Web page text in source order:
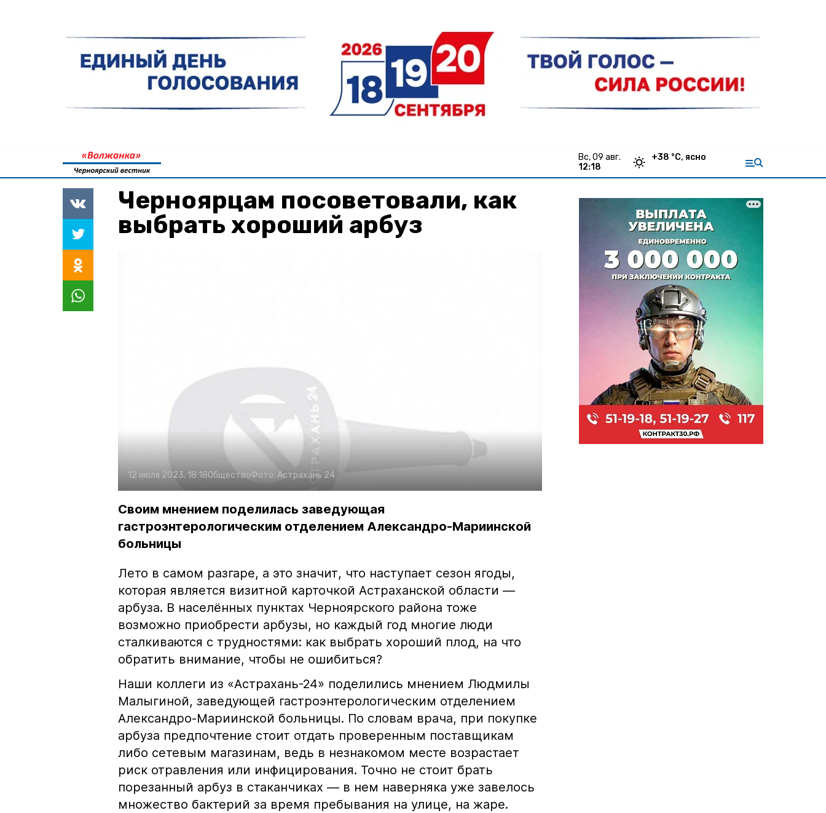
вс, 09 авг.
12:18
+38 °С, ясно
Черноярцам посоветовали, как
выбрать хороший арбуз
12 июля 2023, 18:18ОбществоФото: Астрахань 24
Своим мнением поделилась заведующая
гастроэнтерологическим отделением Александро-Мариинской
больницы
Лето в самом разгаре, а это значит, что наступает сезон ягоды,
которая является визитной карточкой Астраханской области —
арбуза. В населённых пунктах Черноярского района тоже
возможно приобрести арбузы, но каждый год многие люди
сталкиваются с трудностями: как выбрать хороший плод, на что
обратить внимание, чтобы не ошибиться?
Наши коллеги из «Астрахань-24» поделились мнением Людмилы
Малыгиной, заведующей гастроэнтерологическим отделением
Александро-Мариинской больницы. По словам врача, при покупке
арбуза предпочтение стоит отдать проверенным поставщикам
либо сетевым магазинам, ведь в незнакомом месте возрастает
риск отравления или инфицирования. Точно не стоит брать
порезанный арбуз в стаканчиках — в нем наверняка уже завелось
множество бактерий за время пребывания на улице, на жаре.